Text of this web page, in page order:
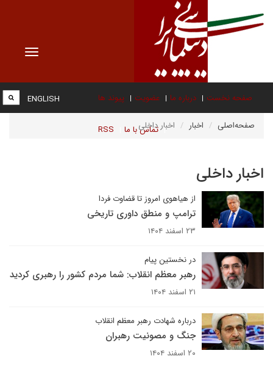
Toggle
صفحه نخست درباره ما عضویت پیوند ها
تماس با ما RSS
ENGLISH
صفحه‌اصلی اخبار اخبار داخلی
اخبار داخلی
از هیاهوی امروز تا قضاوت فردا
ترامپ و منطق داوری تاریخی
۲۳ اسفند ۱۴۰۴
در نخستین پیام
رهبر معظم انقلاب: شما مردم کشور را رهبری کردید
۲۱ اسفند ۱۴۰۴
درباره شهادت رهبر معظم انقلاب
جنگ و مصونیت رهبران
۲۰ اسفند ۱۴۰۴